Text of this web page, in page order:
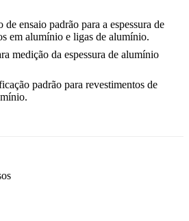
de ensaio padrão para a espessura de
em alumínio e ligas de alumínio.
medição da espessura de alumínio
padrão para revestimentos de